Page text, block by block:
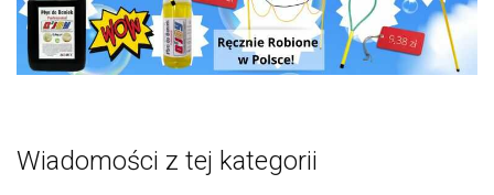
Wiadomości z tej kategorii